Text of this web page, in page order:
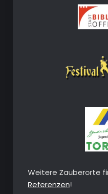
Weitere Zauberorte
Referenzen!